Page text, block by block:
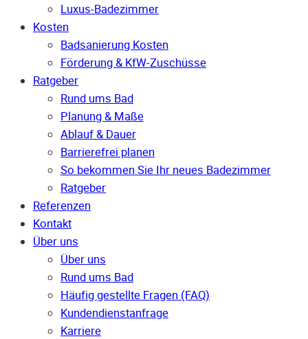
Luxus-Badezimmer
Kosten
Badsanierung Kosten
Förderung & KfW-Zuschüsse
Ratgeber
Rund ums Bad
Planung & Maße
Ablauf & Dauer
Barrierefrei planen
So bekommen Sie Ihr neues Badezimmer
Ratgeber
Referenzen
Kontakt
Über uns
Über uns
Rund ums Bad
Häufig gestellte Fragen (FAQ)
Kunden­dienst­anfrage
Karriere